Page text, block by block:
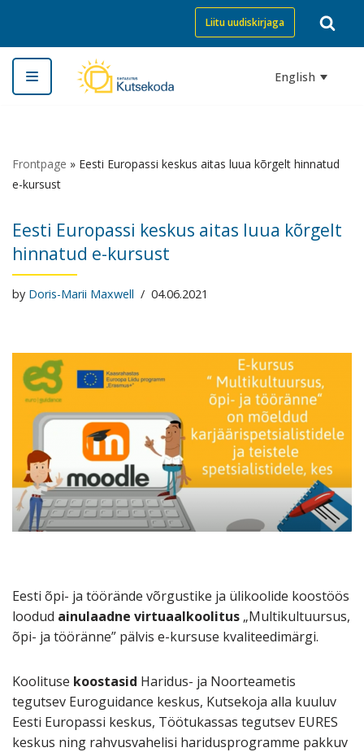
Skip
to
content
Liitu uudiskirjaga
English
Frontpage » Eesti Europassi keskus aitas luua kõrgelt hinnatud
e-kursust
Eesti Europassi keskus aitas luua kõrgelt
hinnatud e-kursust
by Doris-Marii Maxwell 04.06.2021
Eesti õpi- ja töörände võrgustike ja ülikoolide koostöös
loodud ainulaadne virtuaalkoolitus „Multikultuursus,
õpi- ja tööränne” pälvis e-kursuse kvaliteedimärgi.
Koolituse koostasid Haridus- ja Noorteametis
tegutsev Euroguidance keskus, Kutsekoja alla kuuluv
Eesti Europassi keskus, Töötukassas tegutsev EURES
keskus ning rahvusvahelisi haridusprogramme pakkuv